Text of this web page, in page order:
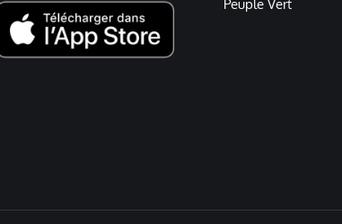
Peuple Vert